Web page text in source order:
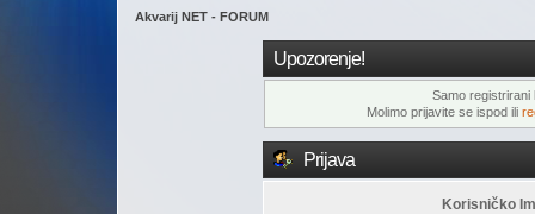
Akvarij NET - FORUM
Upozorenje!
Samo registrirani
Molimo prijavite se ispod ili
Prijava
Korisničko